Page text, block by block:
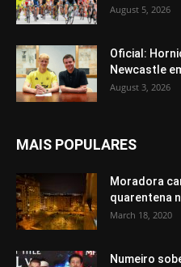
August 5, 2026
Oficial:
Newcastle
August 3, 2026
MAIS POPULARES
Moradora
quarentena
March 18, 2020
Numeiro